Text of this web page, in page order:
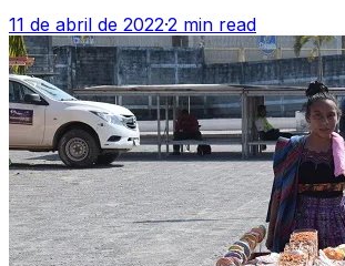
11 de abril de 2022·2 min read